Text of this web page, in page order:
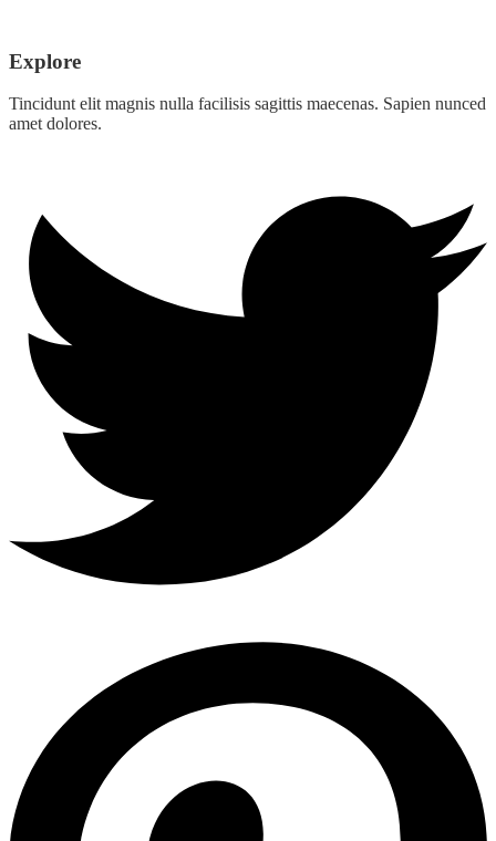
Explore
Tincidunt elit magnis nulla facilisis sagittis maecenas. Sapien nunced
amet dolores.